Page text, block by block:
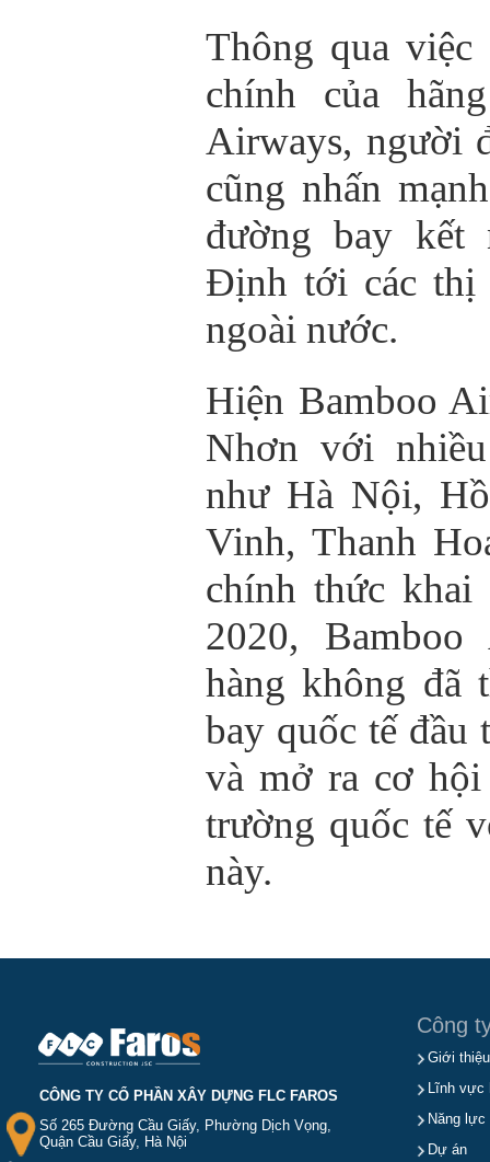
Thông qua
chính của
Airways, người
cũng nhấn
đường bay
Định tới các thị
ngoài nước.
Hiện Bamboo
Nhơn với
như Hà Nội,
Vinh, Thanh
chính thức
2020,
hàng không đã
bay quốc tế đầu
và mở ra cơ
trường quốc tế
này.
CÔNG TY CỔ PHẦN XÂY DỰNG FLC FAROS
Số 265 Đường Cầu Giấy, Phường Dịch Vọng,
Quận Cầu Giấy, Hà Nội
Công
Giới thiệu
Lĩnh vực
Năng lực
Dự án